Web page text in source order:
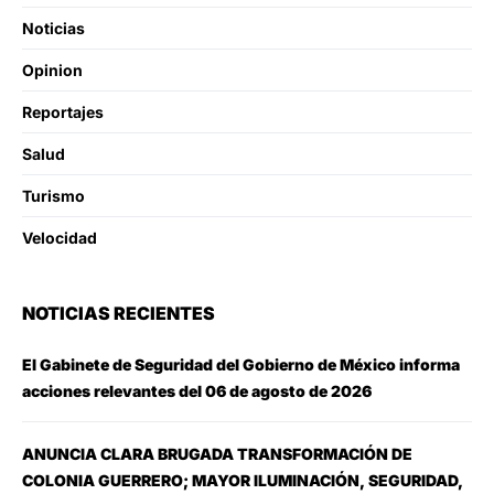
Noticias
Opinion
Reportajes
Salud
Turismo
Velocidad
NOTICIAS RECIENTES
El Gabinete de Seguridad del Gobierno de México informa
acciones relevantes del 06 de agosto de 2026
ANUNCIA CLARA BRUGADA TRANSFORMACIÓN DE
COLONIA GUERRERO; MAYOR ILUMINACIÓN, SEGURIDAD,